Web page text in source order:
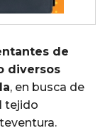
de
diversos
, en busca de
tejido